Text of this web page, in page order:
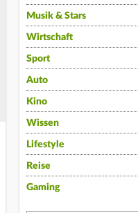
Musik & Stars
Wirtschaft
Sport
Auto
Kino
Wissen
Lifestyle
Reise
Gaming